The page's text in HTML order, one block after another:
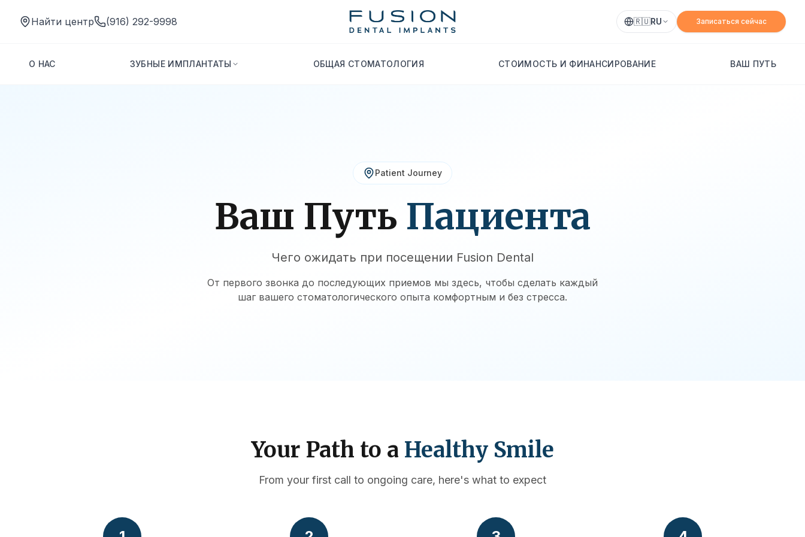
Найти центр (916) 292-9998 🇷🇺RU Записаться сейчас
О НАС ЗУБНЫЕ ИМПЛАНТАТЫ ОБЩАЯ СТОМАТОЛОГИЯ СТОИМОСТЬ И ФИНАНСИРОВАНИЕ ВАШ ПУТЬ
Patient Journey
Ваш Путь Пациента
Чего ожидать при посещении Fusion Dental
От первого звонка до последующих приемов мы здесь, чтобы сделать каждый
шаг вашего стоматологического опыта комфортным и без стресса.
Your Path to a Healthy Smile
From your first call to ongoing care, here's what to expect